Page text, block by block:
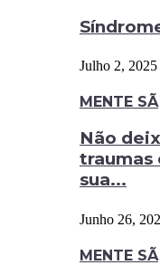
Julho 2, 2025
MENTE SÃ
Não
traumas
sua...
Junho 26,
MENTE SÃ